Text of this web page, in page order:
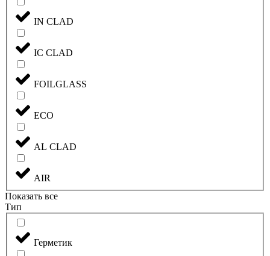
IN CLAD
IC CLAD
FOILGLASS
ECO
AL CLAD
AIR
Показать все
Тип
Герметик